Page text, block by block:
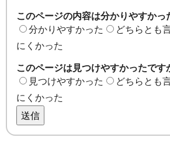
このページの内容は分かりやすかっ
分かりやすかった
どちらとも
にくかった
このページは見つけやすかったです
見つけやすかった
どちらとも
にくかった
送信